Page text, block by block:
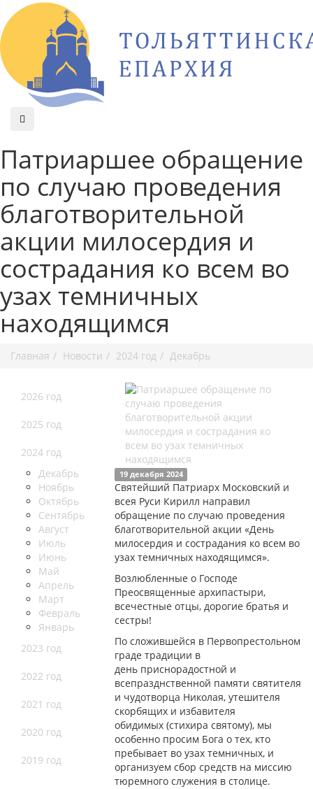
Патриаршее обращение
по случаю проведения
благотворительной
акции милосердия и
сострадания ко всем во
узах темничных
находящимся
Главная Новости 2024 год Декабрь
2026 год
2025 год
2024 год
Декабрь
Ноябрь
Октябрь
Сентябрь
Август
Июль
Июнь
Май
Апрель
Март
Февраль
Январь
2023 год
2022 год
2021 год
2020 год
2019 год
19 декабря 2024
Святейший Патриарх Московский и
всея Руси Кирилл направил
обращение по случаю проведения
благотворительной акции «День
милосердия и сострадания ко всем во
узах темничных находящимся».
Возлюбленные о Господе
Преосвященные архипастыри,
всечестные отцы, дорогие братья и
сестры!
По сложившейся в Первопрестольном
граде традиции в
день приснорадостной и
всепразднственной памяти святителя
и чудотворца Николая, утешителя
скорбящих и избавителя
обидимых (стихира святому), мы
особенно просим Бога о тех, кто
пребывает во узах темничных, и
организуем сбор средств на миссию
тюремного служения в столице.